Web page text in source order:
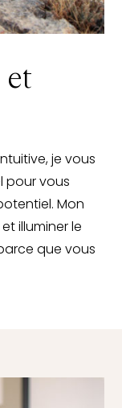
et
je vous
pour vous
Mon
illuminer le
que vous